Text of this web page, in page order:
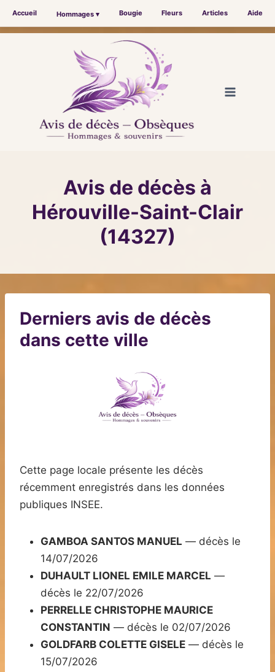
Accueil Hommages ▾ Bougie Fleurs Articles Aide
Avis de décès à
Hérouville-Saint-Clair
(14327)
Derniers avis de décès
dans cette ville
Cette page locale présente les décès
récemment enregistrés dans les données
publiques INSEE.
GAMBOA SANTOS MANUEL — décès le
14/07/2026
DUHAULT LIONEL EMILE MARCEL —
décès le 22/07/2026
PERRELLE CHRISTOPHE MAURICE
CONSTANTIN — décès le 02/07/2026
GOLDFARB COLETTE GISELE — décès le
15/07/2026